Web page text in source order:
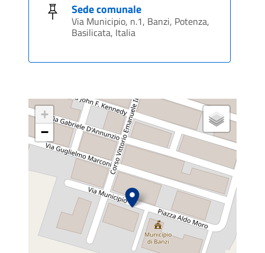
Sede comunale
Via Municipio, n.1, Banzi, Potenza,
Basilicata, Italia
+
−